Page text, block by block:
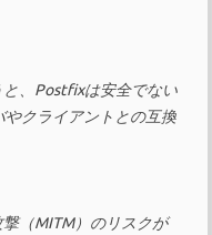
、Postfixは安全でない
やクライアントとの互換
（MITM）のリスクが